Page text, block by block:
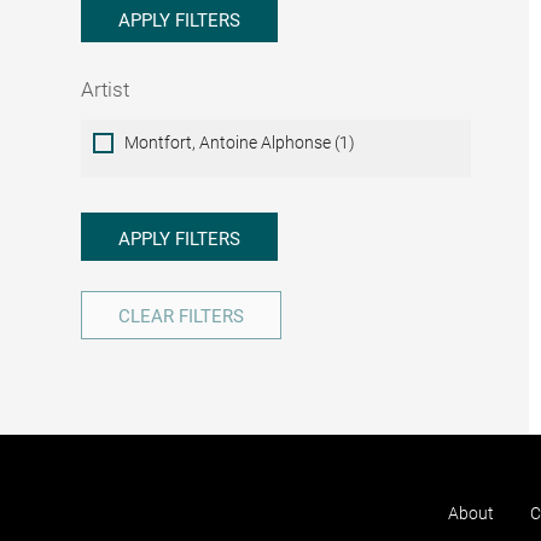
APPLY FILTERS
Artist
ArtistMontfort, Antoine Alphonse (1)
APPLY FILTERS
CLEAR FILTERS
About